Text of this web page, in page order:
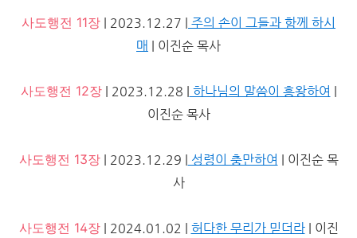
사도행전 11장 | 2023.12.27 | 주의 손이 그들과 함께 하시
매 | 이진순 목사
사도행전 12장 | 2023.12.28 | 하나님의 말씀이 흥왕하여 |
이진순 목사
사도행전 13장 | 2023.12.29 | 성령이 충만하여 | 이진순 목
사
사도행전 14장 | 2024.01.02 | 허다한 무리가 믿더라 | 이진